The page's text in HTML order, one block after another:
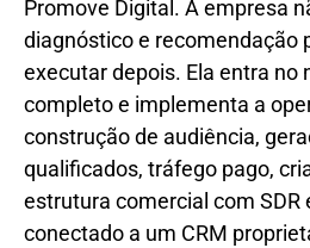
Promove Digital. A empresa
diagnóstico e recomendação
executar depois. Ela entra no
completo e implementa a
construção de audiência,
qualificados, tráfego pago,
estrutura comercial com SDR
conectado a um CRM